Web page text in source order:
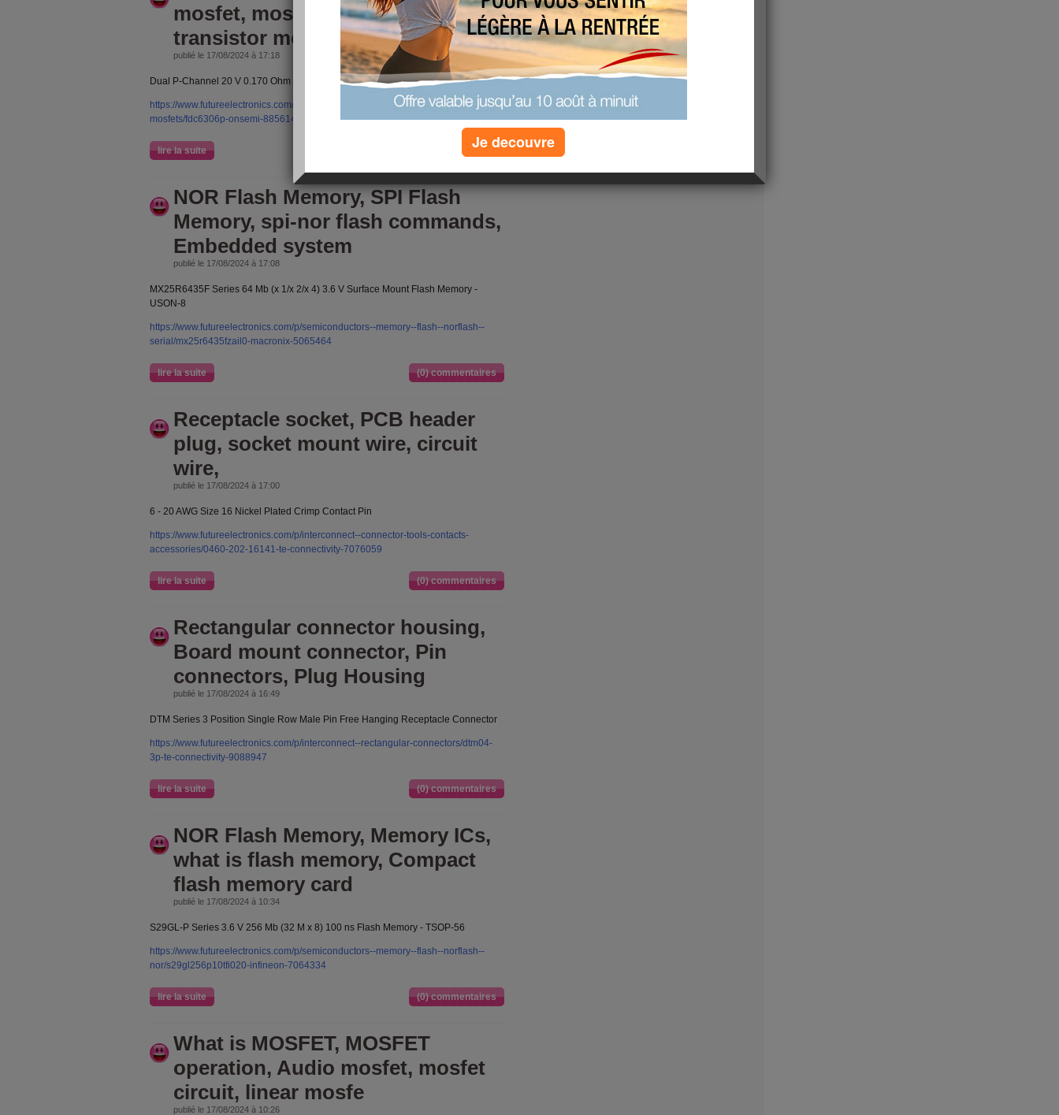
mosfet, mosfet applications,
transistor mosfet
publié le 17/08/2024 à 17:18
Dual P-Channel 20 V 0.170 Ohm 2.5 V Specified PowerTrench Mosfet - SSOT-6
https://www.futureelectronics.com/p/semiconductors--discretes--transistors--
mosfets/fdc6306p-onsemi-8856148
lire la suite (0) commentaires
NOR Flash Memory, SPI Flash
Memory, spi-nor flash commands,
Embedded system
publié le 17/08/2024 à 17:08
MX25R6435F Series 64 Mb (x 1/x 2/x 4) 3.6 V Surface Mount Flash Memory -
USON-8
https://www.futureelectronics.com/p/semiconductors--memory--flash--norflash--
serial/mx25r6435fzail0-macronix-5065464
lire la suite (0) commentaires
Receptacle socket, PCB header
plug, socket mount wire, circuit
wire,
publié le 17/08/2024 à 17:00
6 - 20 AWG Size 16 Nickel Plated Crimp Contact Pin
https://www.futureelectronics.com/p/interconnect--connector-tools-contacts-
accessories/0460-202-16141-te-connectivity-7076059
lire la suite (0) commentaires
Rectangular connector housing,
Board mount connector, Pin
connectors, Plug Housing
publié le 17/08/2024 à 16:49
DTM Series 3 Position Single Row Male Pin Free Hanging Receptacle Connector
https://www.futureelectronics.com/p/interconnect--rectangular-connectors/dtm04-
3p-te-connectivity-9088947
lire la suite (0) commentaires
NOR Flash Memory, Memory ICs,
what is flash memory, Compact
flash memory card
publié le 17/08/2024 à 10:34
S29GL-P Series 3.6 V 256 Mb (32 M x 8) 100 ns Flash Memory - TSOP-56
https://www.futureelectronics.com/p/semiconductors--memory--flash--norflash--
nor/s29gl256p10tfi020-infineon-7064334
lire la suite (0) commentaires
What is MOSFET, MOSFET
operation, Audio mosfet, mosfet
circuit, linear mosfe
publié le 17/08/2024 à 10:26
Je decouvre